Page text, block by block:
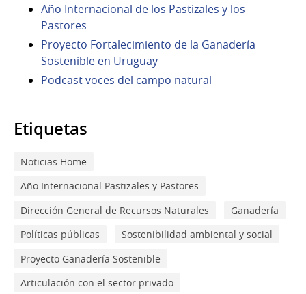
Año Internacional de los Pastizales y los
Pastores
Proyecto Fortalecimiento de la Ganadería
Sostenible en Uruguay
Podcast voces del campo natural
Etiquetas
Noticias Home
Año Internacional Pastizales y Pastores
Dirección General de Recursos Naturales
Ganadería
Políticas públicas
Sostenibilidad ambiental y social
Proyecto Ganadería Sostenible
Articulación con el sector privado